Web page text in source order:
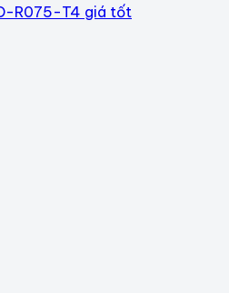
R075-T4 giá tốt